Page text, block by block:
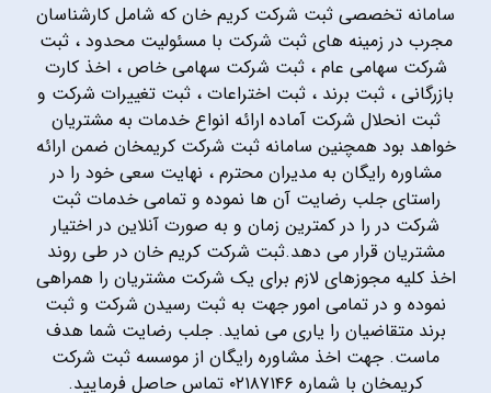
سامانه تخصصی ثبت شرکت کریم خان که شامل کارشناسان
مجرب در زمینه های ثبت شرکت با مسئولیت محدود ، ثبت
شرکت سهامی عام ، ثبت شرکت سهامی خاص ، اخذ کارت
بازرگانی ، ثبت برند ، ثبت اختراعات ، ثبت تغییرات شرکت و
ثبت انحلال شرکت آماده ارائه انواع خدمات به مشتریان
خواهد بود همچنین سامانه ثبت شرکت کریمخان ضمن ارائه
مشاوره رایگان به مدیران محترم ، نهایت سعی خود را در
راستای جلب رضایت آن ها نموده و تمامی خدمات ثبت
شرکت در را در کمترین زمان و به صورت آنلاین در اختیار
مشتریان قرار می دهد.ثبت شرکت کریم خان در طی روند
اخذ کلیه مجوزهای لازم برای یک شرکت مشتریان را همراهی
نموده و در تمامی امور جهت به ثبت رسیدن شرکت و ثبت
برند متقاضیان را یاری می نماید. جلب رضایت شما هدف
ماست. جهت اخذ مشاوره رایگان از موسسه ثبت شرکت
کریمخان با شماره ۰۲۱۸۷۱۴۶ تماس حاصل فرمایید.